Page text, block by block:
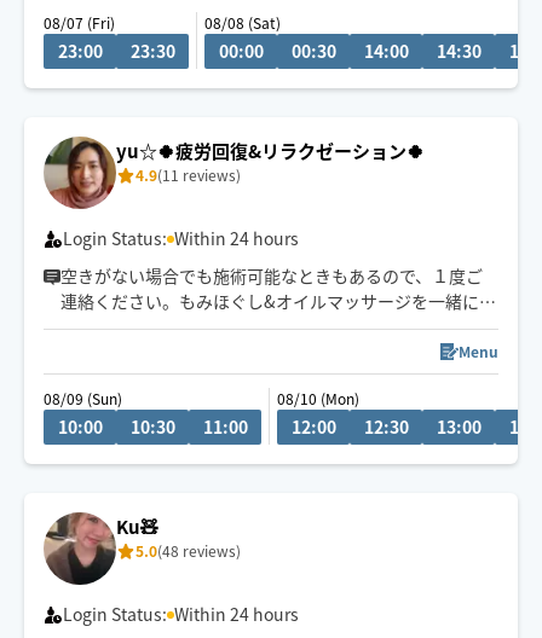
08/07 (Fri)
23:00 23:30
08/08 (Sat)
00:00 00:30 14:00 14:30
yu☆🍀疲労回復&リラクゼーション🍀
4.9(11 reviews)
Login Status: Within 24 hours
空きがない場合でも施術可能なときもあるので、１度ご
連絡ください。もみほぐし&オイルマッサージを一緒にさ
れるとコリも浮腫みもとれてスッキリするのでオススメ
ですよ～(^-^)/１人１人に寄り添う施術を心掛けていま
す。宜しくお願いいたします！県外の方は高速代別途い
ただいております。新規のお客様は県内最終受付22時、
県外21時まで。リピート様はなるべくご希望沿えるよう
Menu
08/09 (Sun)
10:00 10:30 11:00
08/10 (Mon)
12:00 12:30 13:00
Ku🧸
5.0(48 reviews)
Login Status: Within 24 hours